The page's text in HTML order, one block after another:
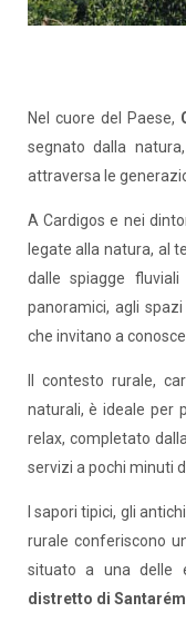
Nel cuore del Paese,
segnato dalla
attraversa le
A Cardigos e nei
legate alla natura, al
dalle spiagge
panoramici, agli
che invitano a
Il contesto rurale,
naturali, è ideale per
relax, completato
servizi a pochi minuti
I sapori tipici, gli
rurale conferiscono
situato a una delle
distretto di Santarém